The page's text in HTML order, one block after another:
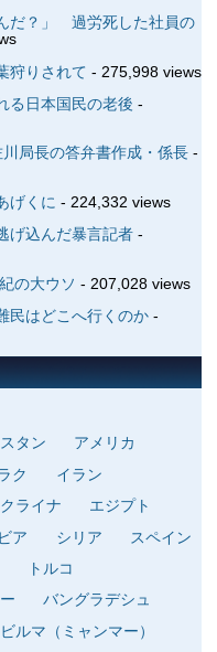
だ？」 過労死した社員の
狩りされて - 275,998 views
る日本国民の老後 -
局長の答弁書作成・係長-
げくに - 224,332 views
げ込んだ暴言記者-
の大ウソ - 207,028 views
民はどこへ行くのか-
タン
アメリカ
ク
イラン
ライナ
エジプト
ア シリア
スペイン
トルコ
バングラデシュ
ビルマ（ミャンマー）